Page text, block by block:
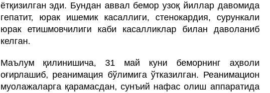
ётқизилган эди. Бундан аввал бемор узоқ йиллар давомида
гепатит, юрак ишемик касаллиги, стенокардия, сурункали
юрак етишмовчилиги каби касалликлар билан даволаниб
келган.
Маълум қилинишича, 31 май куни беморнинг аҳволи
оғирлашиб, реанимация бўлимига ўтказилган. Реанимацион
муолажаларга қарамасдан, сунъий нафас олиш аппаратида